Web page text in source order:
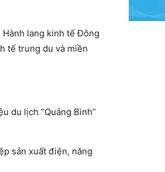
Hành lang kinh tế Đông
tế trung du và miền
du lịch “Quảng Bình”
sản xuất điện, năng